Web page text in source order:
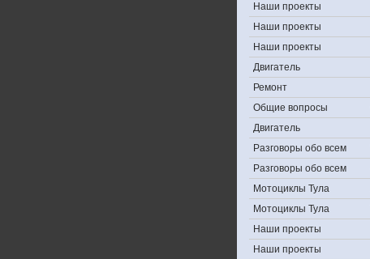
Наши проекты
Наши проекты
Наши проекты
Двигатель
Ремонт
Общие вопросы
Двигатель
Разговоры обо всем
Разговоры обо всем
Мотоциклы Тула
Мотоциклы Тула
Наши проекты
Наши проекты